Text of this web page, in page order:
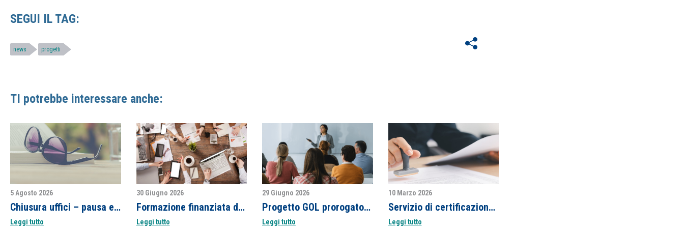
SEGUI IL TAG:
news progetti
TI potrebbe interessare anche:
5 Agosto 2026
Chiusura uffici – pausa estiva
Leggi tutto
30 Giugno 2026
Formazione finanziata disponibile per la tua impresa
Leggi tutto
29 Giugno 2026
Progetto GOL prorogato a dicembre 2026
Leggi tutto
10 Marzo 2026
Servizio di certificazione delle competenze
Leggi tutto